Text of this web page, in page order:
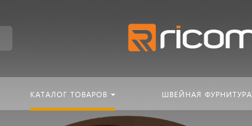
КАТАЛОГ ТОВАРОВ ШВЕЙНАЯ ФУРНИТУРА